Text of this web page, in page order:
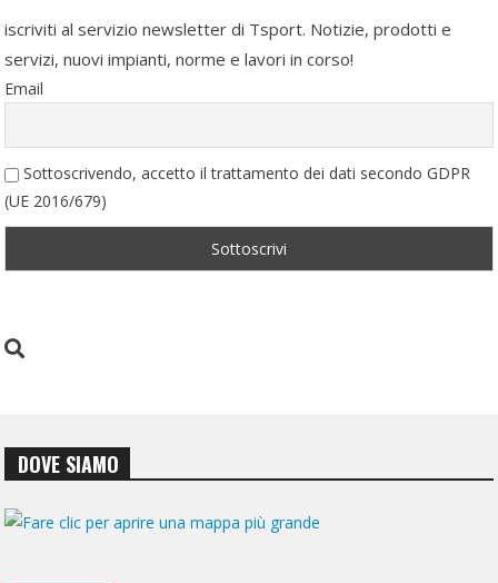
iscriviti al servizio newsletter di Tsport. Notizie, prodotti e
servizi, nuovi impianti, norme e lavori in corso!
Email
Sottoscrivendo, accetto il trattamento dei dati secondo GDPR
(UE 2016/679)
DOVE SIAMO